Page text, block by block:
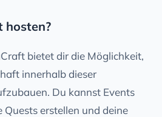
hosten?
bietet dir die Möglichkeit,
innerhalb dieser
Du kannst Events
Quests erstellen und deine